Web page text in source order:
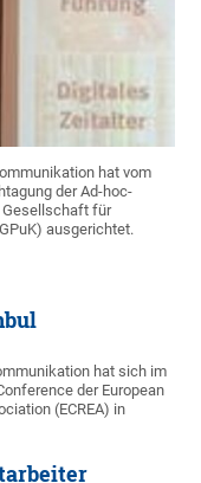
hat vom
der Ad-hoc-
Gesellschaft für
ausgerichtet.
hat sich im
der European
(ECREA) in